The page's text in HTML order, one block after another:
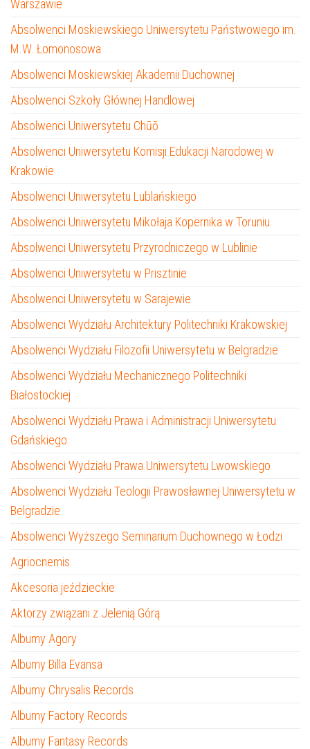
Warszawie
Absolwenci Moskiewskiego Uniwersytetu Państwowego im.
M.W. Łomonosowa
Absolwenci Moskiewskiej Akademii Duchownej
Absolwenci Szkoły Głównej Handlowej
Absolwenci Uniwersytetu Chūō
Absolwenci Uniwersytetu Komisji Edukacji Narodowej w
Krakowie
Absolwenci Uniwersytetu Lublańskiego
Absolwenci Uniwersytetu Mikołaja Kopernika w Toruniu
Absolwenci Uniwersytetu Przyrodniczego w Lublinie
Absolwenci Uniwersytetu w Prisztinie
Absolwenci Uniwersytetu w Sarajewie
Absolwenci Wydziału Architektury Politechniki Krakowskiej
Absolwenci Wydziału Filozofii Uniwersytetu w Belgradzie
Absolwenci Wydziału Mechanicznego Politechniki
Białostockiej
Absolwenci Wydziału Prawa i Administracji Uniwersytetu
Gdańskiego
Absolwenci Wydziału Prawa Uniwersytetu Lwowskiego
Absolwenci Wydziału Teologii Prawosławnej Uniwersytetu w
Belgradzie
Absolwenci Wyższego Seminarium Duchownego w Łodzi
Agriocnemis
Akcesoria jeździeckie
Aktorzy związani z Jelenią Górą
Albumy Agory
Albumy Billa Evansa
Albumy Chrysalis Records
Albumy Factory Records
Albumy Fantasy Records